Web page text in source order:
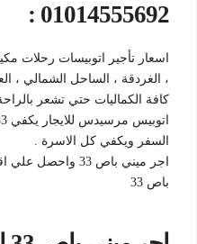
01014555692 :
اسعار تأجير اتوبيسات رحلات
، الغردقة ، الساحل الشمالي ،
كافة الكماليات حتي تشعر
السفر ويكفي كل الاسرة .
اجر ميني باص 33 واحصل علي اقوى التخفيضات ,
باص 33